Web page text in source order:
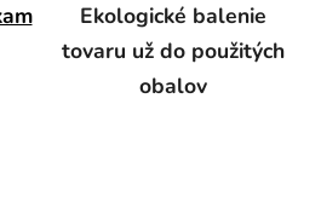
Ekologické balenie
tovaru už do použitých
obalov